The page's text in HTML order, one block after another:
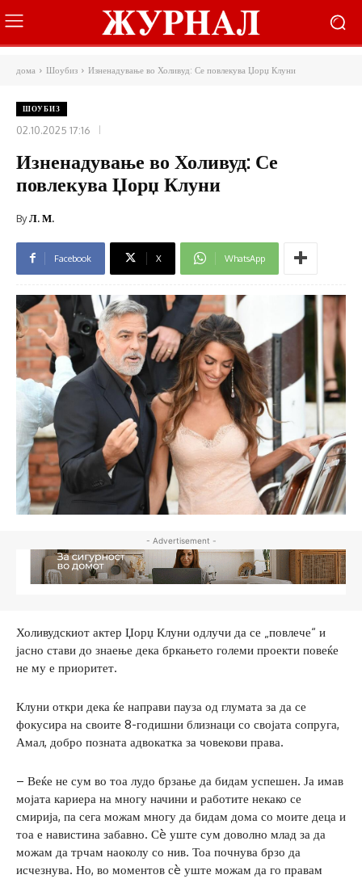
дома Шоубиз Изненадување во Холивуд: Се повлекува Џорџ Клуни
ШОУБИЗ
02.10.2025 17:16
Изненадување во Холивуд: Се
повлекува Џорџ Клуни
ByЛ. М.
Facebook X WhatsApp
- Advertisement -
Холивудскиот актер Џорџ Клуни одлучи да се „повлече“ и
јасно стави до знаење дека бркањето големи проекти повеќе
не му е приоритет.
Клуни откри дека ќе направи пауза од глумата за да се
фокусира на своите 8-годишни близнаци со својата сопруга,
Амал, добро позната адвокатка за човекови права.
– Веќе не сум во тоа лудо брзање да бидам успешен. Ја имав
мојата кариера на многу начини и работите некако се
смирија, па сега можам многу да бидам дома со моите деца и
тоа е навистина забавно. Сè уште сум доволно млад за да
можам да трчам наоколу со нив. Тоа почнува брзо да
исчезнува. Но, во моментов сè уште можам да го правам